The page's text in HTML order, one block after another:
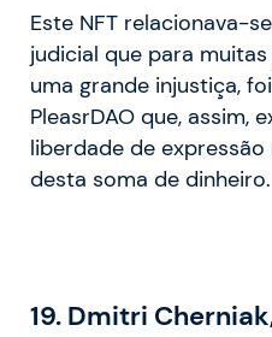
Este NFT relacionava-
judicial que para
uma grande injustiça,
PleasrDAO que, assim,
liberdade de
desta soma de dinheiro.
19. Dmitri